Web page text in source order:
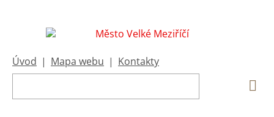
Úvod | Mapa webu | Kontakty